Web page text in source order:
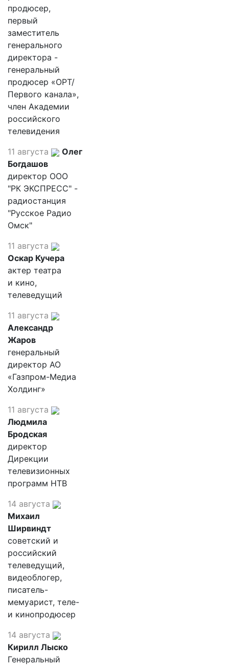
продюсер,
первый
заместитель
генерального
директора -
генеральный
продюсер «ОРТ/
Первого канала»,
член Академии
российского
телевидения
11 августа
Олег
Богдашов
директор ООО
"РК ЭКСПРЕСС" -
радиостанция
"Русское Радио
Омск"
11 августа
Оскар Кучера
актер театра
и кино,
телеведущий
11 августа
Александр
Жаров
генеральный
директор АО
«Газпром-Медиа
Холдинг»
11 августа
Людмила
Бродская
директор
Дирекции
телевизионных
программ НТВ
14 августа
Михаил
Ширвиндт
советский и
российский
телеведущий,
видеоблогер,
писатель-
мемуарист, теле-
и кинопродюсер
14 августа
Кирилл Лыско
Генеральный